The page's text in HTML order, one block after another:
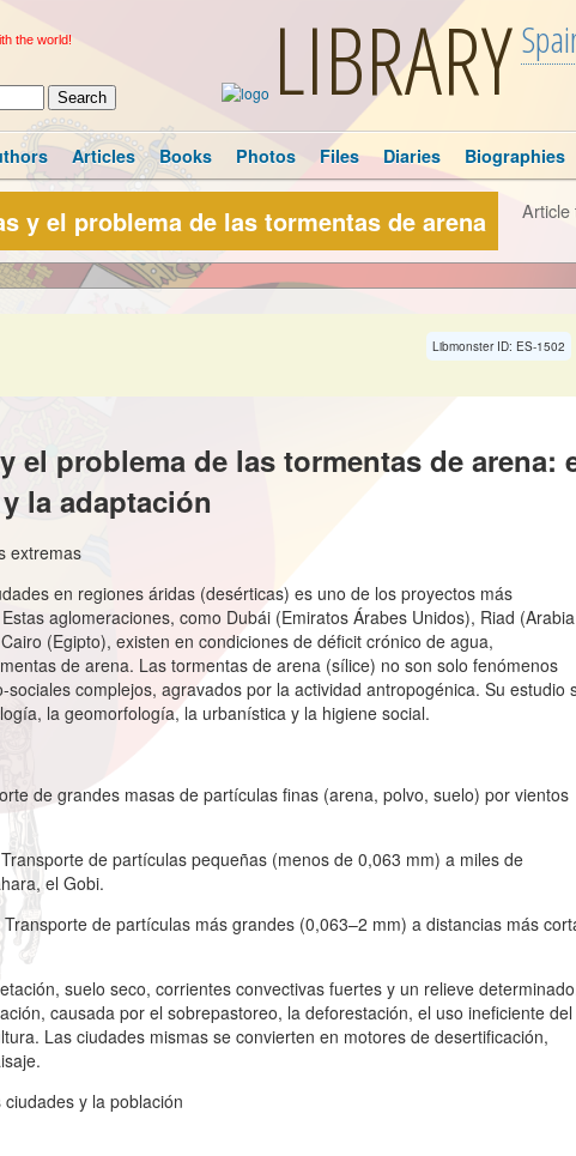
the world! LIBRARY
Articles Books Photos Files Diaries Biographies
y el problema de las tormentas de arena Article
Libmonster ID: ES-1502
el problema de las tormentas de arena:
la adaptación
extremas
en regiones áridas (desérticas) es uno de los proyectos más
aglomeraciones, como Dubái (Emiratos Árabes Unidos), Riad (Arabia
(Egipto), existen en condiciones de déficit crónico de agua,
de arena. Las tormentas de arena (sílice) no son solo fenómenos
complejos, agravados por la actividad antropogénica. Su estudio
la geomorfología, la urbanística y la higiene social.
de grandes masas de partículas finas (arena, polvo, suelo) por vientos
Transporte de partículas pequeñas (menos de 0,063 mm) a miles de
el Gobi.
Transporte de partículas más grandes (0,063–2 mm) a distancias más
suelo seco, corrientes convectivas fuertes y un relieve
causada por el sobrepastoreo, la deforestación, el uso ineficiente del
Las ciudades mismas se convierten en motores de desertificación,
y la población